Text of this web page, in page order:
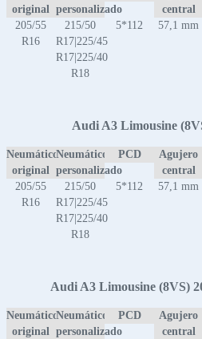
original personalizado
central
205/55
R16
215/50
R17|225/45
R17|225/40
R18
5*112 57,1 mm
Audi A3 Limousine
Neumático
original
Neumático
personalizado
PCD
Agujero
central
205/55
R16
215/50
R17|225/45
R17|225/40
R18
5*112 57,1 mm
Audi A3 Limousine (8VS)
Neumático
original
Neumático
personalizado
PCD
Agujero
central